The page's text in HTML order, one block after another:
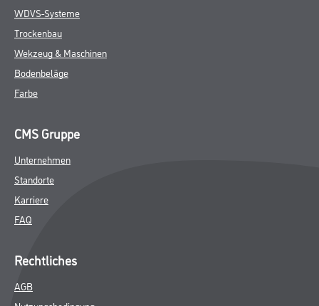
WDVS-Systeme
Trockenbau
Wekzeug & Maschinen
Bodenbeläge
Farbe
CMS Gruppe
Unternehmen
Standorte
Karriere
FAQ
Rechtliches
AGB